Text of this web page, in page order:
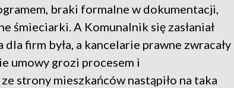
braki formalne w dokumentacji,
śmieciarki. A Komunalnik się zasłaniał
firm była, a kancelarie prawne zwracały
umowy grozi procesem i
strony mieszkańców nastąpiło na taka